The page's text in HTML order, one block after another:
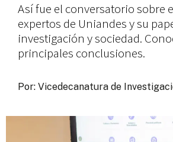
Así fue el conversatorio sobre
expertos de Uniandes y su
investigación y sociedad.
principales conclusiones.
Por: Vicedecanatura de